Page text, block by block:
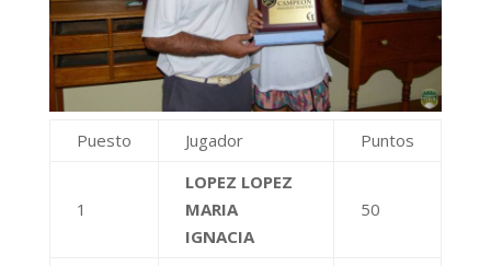
Puesto Jugador Puntos
1
LOPEZ LOPEZ
MARIA
IGNACIA
50